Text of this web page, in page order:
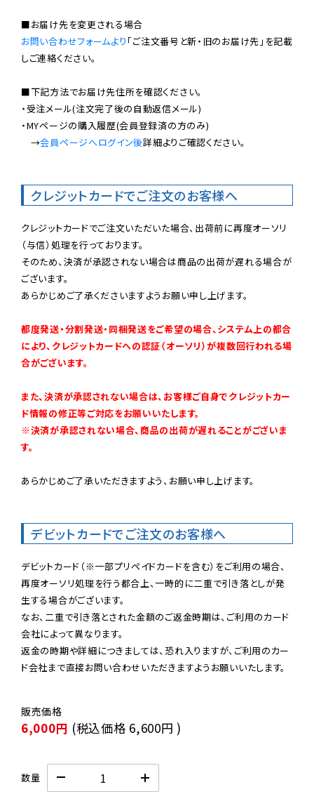
お問い合わせフォームより 「ご注文番号と新・旧のお届け先」を記載
しご連絡ください。
■下記方法でお届け先住所を確認ください。
・受注メール(注文完了後の自動返信メール)
・MYページの購入履歴(会員登録済の方のみ)
→会員ページへログイン後詳細よりご確認ください。
クレジットカードでご注文のお客様へ
クレジットカードでご注文いただいた場合、出荷前に再度オーソリ
（与信）処理を行っております。
そのため、決済が承認されない場合は商品の出荷が遅れる場合が
ございます。
あらかじめご了承くださいますようお願い申し上げます。
都度発送・分割発送・同梱発送をご希望の場合、システム上の都合
により、クレジットカードへの認証（オーソリ）が複数回行われる場
合がございます。
また、決済が承認されない場合は、お客様ご自身でクレジットカー
ド情報の修正等ご対応をお願いいたします。
※決済が承認されない場合、商品の出荷が遅れることがございま
す。
あらかじめご了承いただきますよう、お願い申し上げます。
デビットカードでご注文のお客様へ
デビットカード（※一部プリペイドカードを含む）をご利用の場合、
再度オーソリ処理を行う都合上、一時的に二重で引き落としが発
生する場合がございます。
なお、二重で引き落とされた金額のご返金時期は、ご利用のカード
会社によって異なります。
返金の時期や詳細につきましては、恐れ入りますが、ご利用のカー
ド会社まで直接お問い合わせいただきますようお願いいたします。
6,000円 (税込価格 6,600円 )
数量